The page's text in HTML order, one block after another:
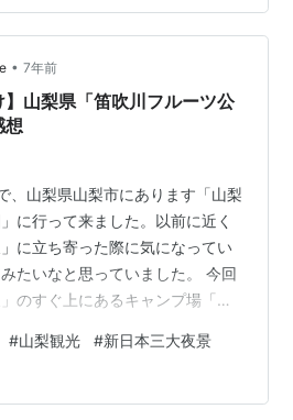
。 今日は皿倉山の夜景を紹介し
カーを乗り継いで向かいます。
も、けっこうな絶景です。 展望
の夜景 戸畑方面の夜景 新日本三
あり、本…
• 7年前
】山梨県「笛吹川フルーツ公
想
、山梨県山梨市にあります「山梨
に行って来ました。以前に近く
に立ち寄った際に気になってい
たいなと思っていました。 今回
のすぐ上にあるキャンプ場「ほ
ツ公園」を訪れてみる事にしま
は「【子連れでお出掛け】 山梨
行ってみた感想」をご紹介して
#山梨観光 #新日本三大夜景